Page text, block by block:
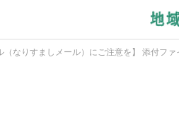
（なりすましメール）にご注意を】 添付フ